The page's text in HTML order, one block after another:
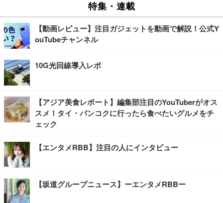
特集・連載
【動画レビュー】注目ガジェットを動画で解説！公式Y
ouTubeチャンネル
10G光回線導入レポ
【アジア美食レポート】編集部注目のYouTuberがオス
スメ！タイ・バンコクに行ったら食べたいグルメをチ
ェック
【エンタメRBB】注目の人にインタビュー
【坂道グループニュース】ーエンタメRBBー